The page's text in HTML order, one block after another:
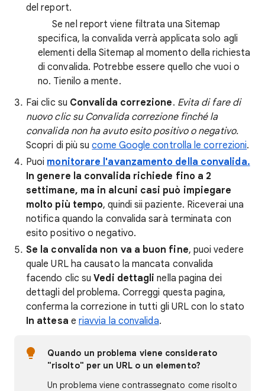
del report.
⚠️ Se nel report viene filtrata una Sitemap
specifica, la convalida verrà applicata solo agli
elementi della Sitemap al momento della richiesta
di convalida. Potrebbe essere quello che vuoi o
no. Tienilo a mente.
Fai clic su Convalida correzione. Evita di fare di
nuovo clic su Convalida correzione finché la
convalida non ha avuto esito positivo o negativo.
Scopri di più sucome Google controlla le correzioni.
Puoi monitorare l'avanzamento della convalida.
In genere la convalida richiede fino a 2
settimane, ma in alcuni casi può impiegare
molto più tempo, quindi sii paziente. Riceverai una
notifica quando la convalida sarà terminata con
esito positivo o negativo.
Se la convalida non va a buon fine, puoi vedere
quale URL ha causato la mancata convalida
facendo clic suVedi dettagli nella pagina dei
dettagli del problema. Correggi questa pagina,
conferma la correzione in tutti gli URL con lo stato
In attesa e riavvia la convalida.
Quando un problema viene considerato
"risolto" per un URL o un elemento?
Un problema viene contrassegnato come risolto